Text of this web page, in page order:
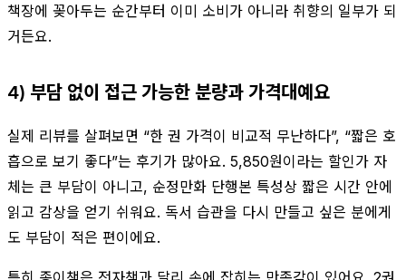
책장에 꽂아두는 순간부터 이미 소비가 아니라 취향의 일부가 되
거든요.
4) 부담 없이 접근 가능한 분량과 가격대예요
실제 리뷰를 살펴보면 “한 권 가격이 비교적 무난하다”, “짧은 호
흡으로 보기 좋다”는 후기가 많아요. 5,850원이라는 할인가 자
체는 큰 부담이 아니고, 순정만화 단행본 특성상 짧은 시간 안에
읽고 감상을 얻기 쉬워요. 독서 습관을 다시 만들고 싶은 분에게
도 부담이 적은 편이에요.